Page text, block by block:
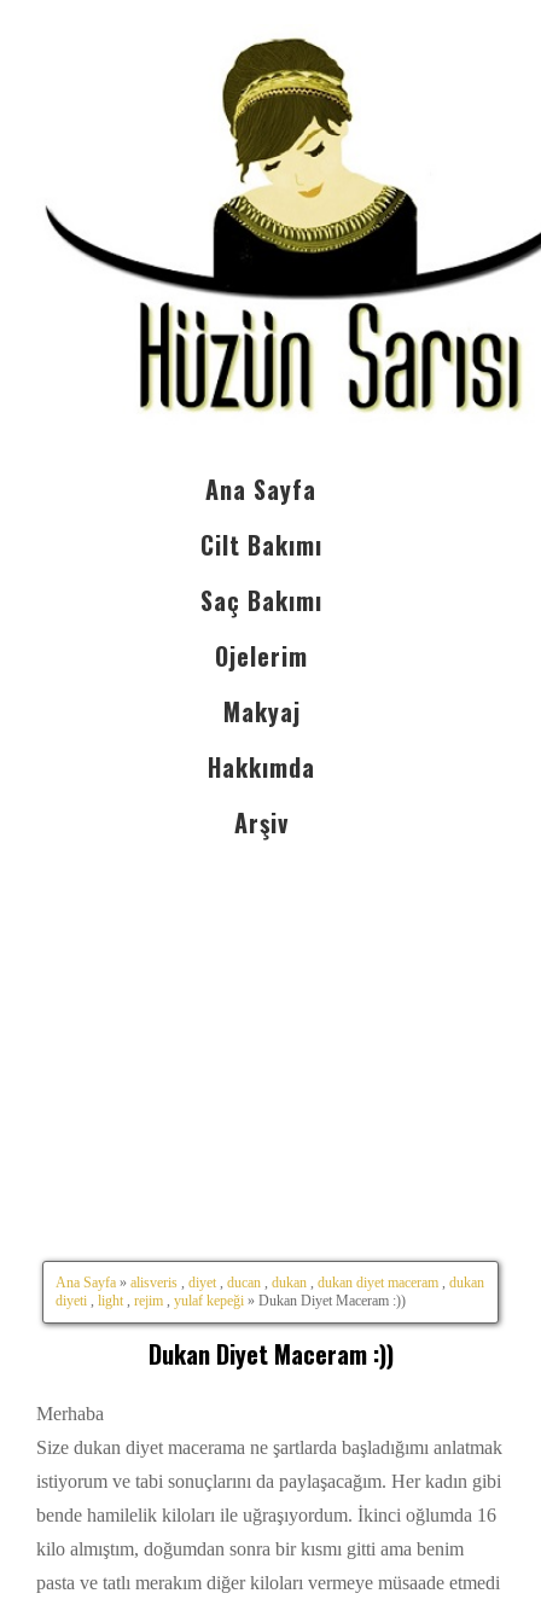
Ana Sayfa
Cilt Bakımı
Saç Bakımı
Ojelerim
Makyaj
Hakkımda
Arşiv
Ana Sayfa » alisveris diyet ducan dukan dukan diyet maceram
dukan
diyeti
light rejim yulaf kepeği » Dukan Diyet Maceram :))
Dukan Diyet Maceram :))
Merhaba
Size dukan diyet macerama ne şartlarda başladığımı anlatmak
istiyorum ve tabi sonuçlarını da paylaşacağım. Her kadın gibi
bende hamilelik kiloları ile uğraşıyordum. İkinci oğlumda 16
kilo almıştım, doğumdan sonra bir kısmı gitti ama benim
pasta ve tatlı merakım diğer kiloları vermeye müsaade etmedi